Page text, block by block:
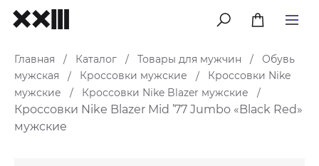
меню
Главная / Каталог / Товары для мужчин /
Обувь
мужская
/ Кроссовки мужские /
Кроссовки Nike
мужские
/ Кроссовки Nike Blazer мужские /
Кроссовки Nike Blazer Mid ’77 Jumbo «Black Red»
мужские